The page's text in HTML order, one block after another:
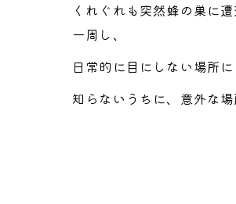
くれぐれも突然蜂の巣に
一周し、
日常的に目にしない場所
知らないうちに、意外な